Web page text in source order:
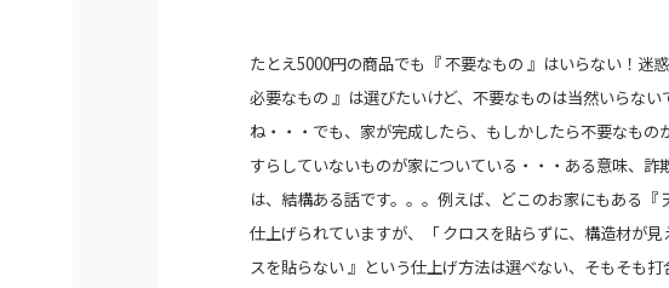
たとえ5000円の商品でも『 不要なもの 』はいらない！迷
必要なもの 』は選びたいけど、 不要なものは当然いらな
ね・・・でも、家が完成したら、もしかしたら不要なもの
すらしていないものが家についている・・・ある意味、
は、 結構ある話です。。。例えば、どこのお家にもある
仕上げられていますが、「 クロスを貼らずに、 構造材が見
スを貼らない 』という仕上げ方法は選べない、そもそも打